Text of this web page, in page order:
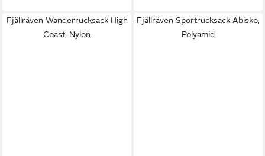
Fjällräven Wanderrucksack High
Coast, Nylon
Fjällräven Sportrucksack Abisko,
Polyamid